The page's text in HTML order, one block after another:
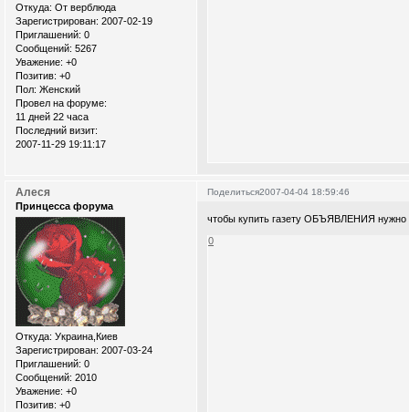
Откуда: От верблюда
Зарегистрирован: 2007-02-19
Приглашений: 0
Сообщений: 5267
Уважение: +0
Позитив: +0
Пол: Женский
Провел на форуме:
11 дней 22 часа
Последний визит:
2007-11-29 19:11:17
Поделиться2007-04-04 18:59:46
Алеся
Принцесса форума
Откуда: Украина,Киев
Зарегистрирован: 2007-03-24
Приглашений: 0
Сообщений: 2010
Уважение: +0
Позитив: +0
чтобы купить газету ОБЪЯВЛЕНИЯ нужно
0